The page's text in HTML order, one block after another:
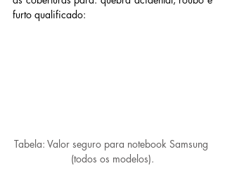
furto qualificado:
Tabela: Valor seguro para notebook Samsung
(todos os modelos).